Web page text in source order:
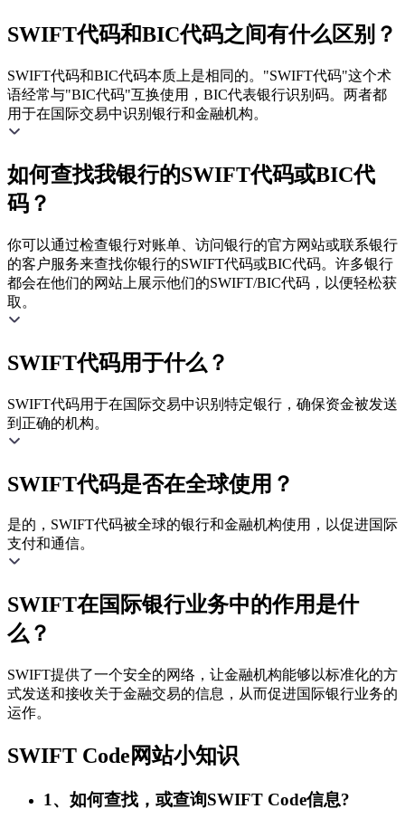
SWIFT代码和BIC代码之间有什么区别？
SWIFT代码和BIC代码本质上是相同的。"SWIFT代码"这个术
语经常与"BIC代码"互换使用，BIC代表银行识别码。两者都
用于在国际交易中识别银行和金融机构。
如何查找我银行的SWIFT代码或BIC代
码？
你可以通过检查银行对账单、访问银行的官方网站或联系银行
的客户服务来查找你银行的SWIFT代码或BIC代码。许多银行
都会在他们的网站上展示他们的SWIFT/BIC代码，以便轻松获
取。
SWIFT代码用于什么？
SWIFT代码用于在国际交易中识别特定银行，确保资金被发送
到正确的机构。
SWIFT代码是否在全球使用？
是的，SWIFT代码被全球的银行和金融机构使用，以促进国际
支付和通信。
SWIFT在国际银行业务中的作用是什
么？
SWIFT提供了一个安全的网络，让金融机构能够以标准化的方
式发送和接收关于金融交易的信息，从而促进国际银行业务的
运作。
SWIFT Code网站小知识
1、如何查找，或查询SWIFT Code信息?